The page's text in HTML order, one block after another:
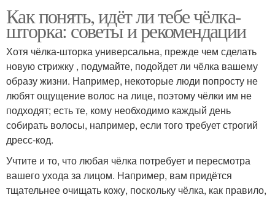
Как понять, идёт ли тебе чёлка-
шторка: советы и рекомендации
Хотя чёлка-шторка универсальна, прежде чем сделать
новую стрижку , подумайте, подойдет ли чёлка вашему
образу жизни. Например, некоторые люди попросту не
любят ощущение волос на лице, поэтому чёлки им не
подходят; есть те, кому необходимо каждый день
собирать волосы, например, если того требует строгий
дресс-код.
Учтите и то, что любая чёлка потребует и пересмотра
вашего ухода за лицом. Например, вам придётся
тщательнее очищать кожу, поскольку чёлка, как правило,